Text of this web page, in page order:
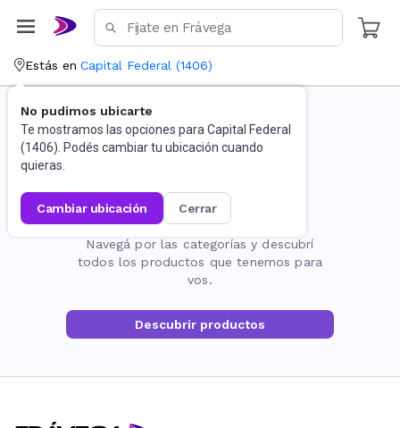
Estás en Capital Federal (1406)
No pudimos ubicarte
Te mostramos las opciones para Capital Federal
(1406). Podés cambiar tu ubicación cuando
quieras.
cambiar ubicación cerrar
La página no existe
Navegá por las categorías y descubrí
todos los productos que tenemos para
vos.
Descubrir productos